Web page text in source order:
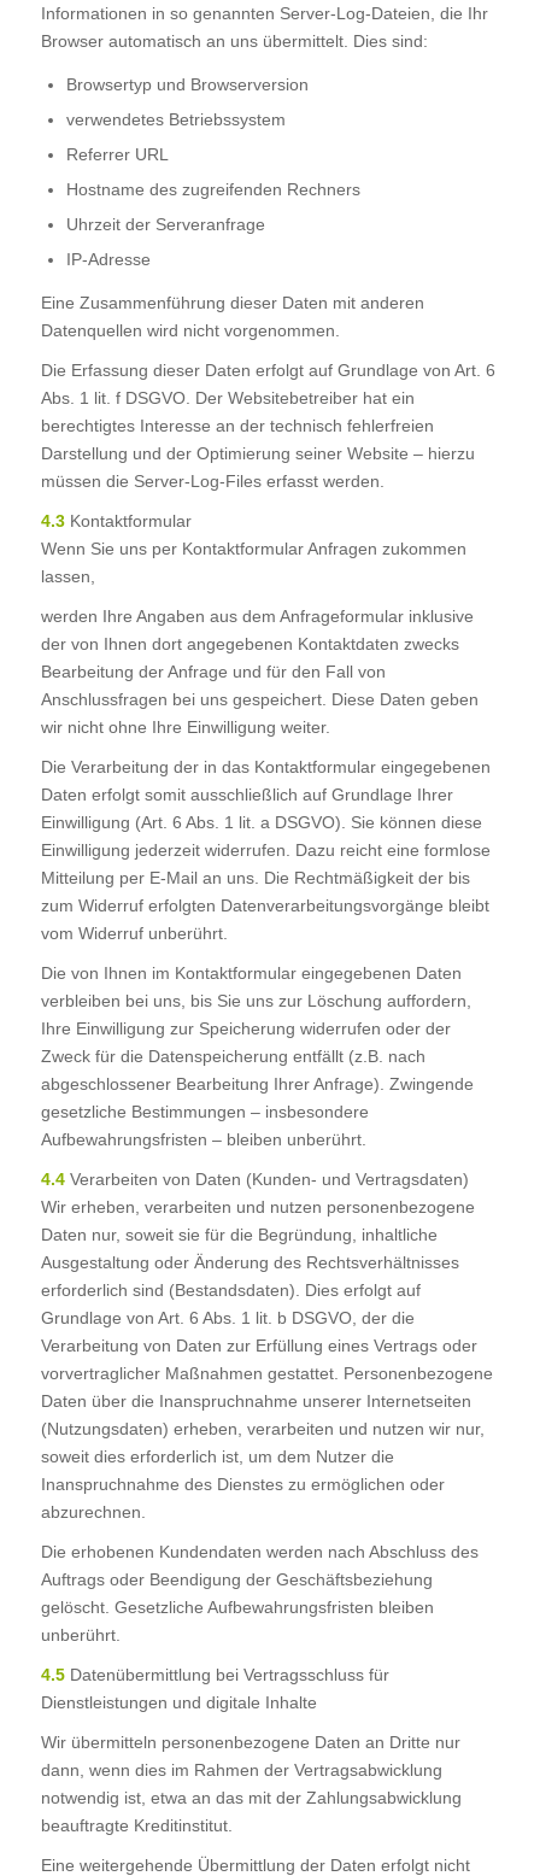
Informationen in so genannten Server-Log-Dateien, die Ihr
Browser automatisch an uns übermittelt. Dies sind:
Browsertyp und Browserversion
verwendetes Betriebssystem
Referrer URL
Hostname des zugreifenden Rechners
Uhrzeit der Serveranfrage
IP-Adresse
Eine Zusammenführung dieser Daten mit anderen
Datenquellen wird nicht vorgenommen.
Die Erfassung dieser Daten erfolgt auf Grundlage von Art. 6
Abs. 1 lit. f DSGVO. Der Websitebetreiber hat ein
berechtigtes Interesse an der technisch fehlerfreien
Darstellung und der Optimierung seiner Website – hierzu
müssen die Server-Log-Files erfasst werden.
4.3 Kontaktformular
Wenn Sie uns per Kontaktformular Anfragen zukommen
lassen,
werden Ihre Angaben aus dem Anfrageformular inklusive
der von Ihnen dort angegebenen Kontaktdaten zwecks
Bearbeitung der Anfrage und für den Fall von
Anschlussfragen bei uns gespeichert. Diese Daten geben
wir nicht ohne Ihre Einwilligung weiter.
Die Verarbeitung der in das Kontaktformular eingegebenen
Daten erfolgt somit ausschließlich auf Grundlage Ihrer
Einwilligung (Art. 6 Abs. 1 lit. a DSGVO). Sie können diese
Einwilligung jederzeit widerrufen. Dazu reicht eine formlose
Mitteilung per E-Mail an uns. Die Rechtmäßigkeit der bis
zum Widerruf erfolgten Datenverarbeitungsvorgänge bleibt
vom Widerruf unberührt.
Die von Ihnen im Kontaktformular eingegebenen Daten
verbleiben bei uns, bis Sie uns zur Löschung auffordern,
Ihre Einwilligung zur Speicherung widerrufen oder der
Zweck für die Datenspeicherung entfällt (z.B. nach
abgeschlossener Bearbeitung Ihrer Anfrage). Zwingende
gesetzliche Bestimmungen – insbesondere
Aufbewahrungsfristen – bleiben unberührt.
4.4 Verarbeiten von Daten (Kunden- und Vertragsdaten)
Wir erheben, verarbeiten und nutzen personenbezogene
Daten nur, soweit sie für die Begründung, inhaltliche
Ausgestaltung oder Änderung des Rechtsverhältnisses
erforderlich sind (Bestandsdaten). Dies erfolgt auf
Grundlage von Art. 6 Abs. 1 lit. b DSGVO, der die
Verarbeitung von Daten zur Erfüllung eines Vertrags oder
vorvertraglicher Maßnahmen gestattet. Personenbezogene
Daten über die Inanspruchnahme unserer Internetseiten
(Nutzungsdaten) erheben, verarbeiten und nutzen wir nur,
soweit dies erforderlich ist, um dem Nutzer die
Inanspruchnahme des Dienstes zu ermöglichen oder
abzurechnen.
Die erhobenen Kundendaten werden nach Abschluss des
Auftrags oder Beendigung der Geschäftsbeziehung
gelöscht. Gesetzliche Aufbewahrungsfristen bleiben
unberührt.
4.5 Datenübermittlung bei Vertragsschluss für
Dienstleistungen und digitale Inhalte
Wir übermitteln personenbezogene Daten an Dritte nur
dann, wenn dies im Rahmen der Vertragsabwicklung
notwendig ist, etwa an das mit der Zahlungsabwicklung
beauftragte Kreditinstitut.
Eine weitergehende Übermittlung der Daten erfolgt nicht